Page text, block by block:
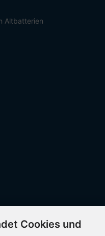
Altbatterien
Cookies und